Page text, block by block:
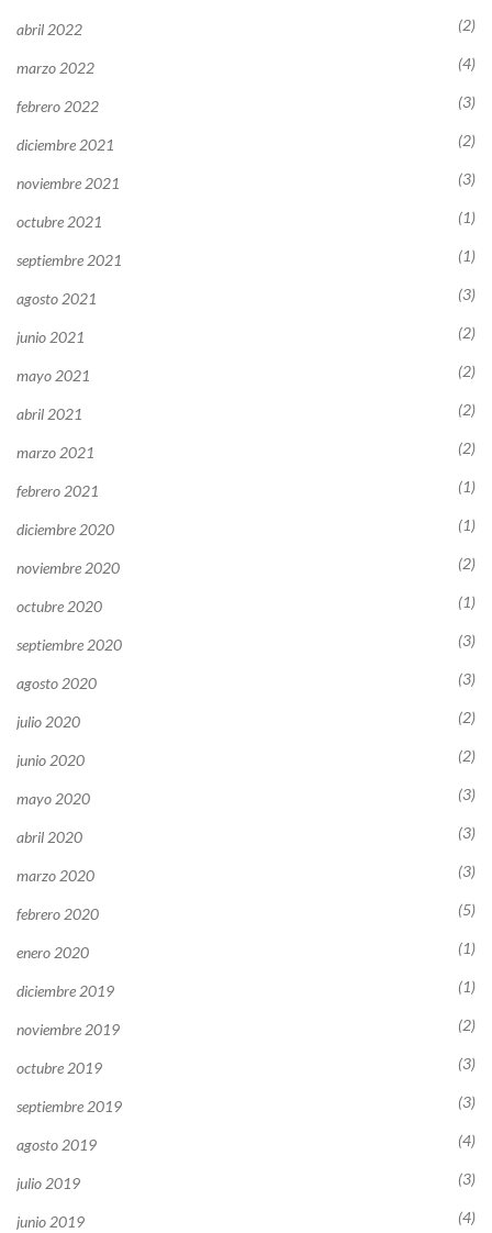
abril 2022 (2)
marzo 2022 (4)
febrero 2022 (3)
diciembre 2021 (2)
noviembre 2021 (3)
octubre 2021 (1)
septiembre 2021 (1)
agosto 2021 (3)
junio 2021 (2)
mayo 2021 (2)
abril 2021 (2)
marzo 2021 (2)
febrero 2021 (1)
diciembre 2020 (1)
noviembre 2020 (2)
octubre 2020 (1)
septiembre 2020 (3)
agosto 2020 (3)
julio 2020 (2)
junio 2020 (2)
mayo 2020 (3)
abril 2020 (3)
marzo 2020 (3)
febrero 2020 (5)
enero 2020 (1)
diciembre 2019 (1)
noviembre 2019 (2)
octubre 2019 (3)
septiembre 2019 (3)
agosto 2019 (4)
julio 2019 (3)
junio 2019 (4)